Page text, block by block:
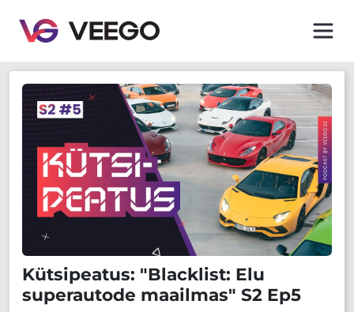
Veego - Jaunākās auto ziņas un padomi
Kütsipeatus: "Blacklist: Elu
superautode maailmas" S2 Ep5